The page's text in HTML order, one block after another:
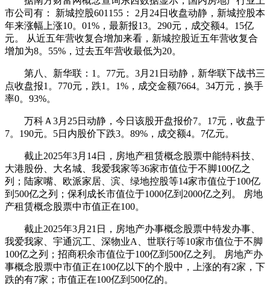
市公司有： 新城控股601155： 2月24日收盘动静，新城控股本
年来涨幅上涨10。01%，最新报13。290元，成交额4。15亿
元。 从近五年营收复合增加来看，新城控股近五年营收复合
增加为8。55%，过去五年营收最低为20。
第八、新华联：1。77元。3月21日动静，新华联下战书三
点收盘报1。770元，跌1。1%，成交金额7664。34万元，换手
率0。93%。
万科Ａ3月25日动静，今日该股开盘报价7。17元，收盘于
7。190元。5日内股价下跌3。89%，成交额4。7亿元。
截止2025年3月14日，房地产租赁概念股票中能特科技、
大港股份、大名城、我爱我家等36家市值位于不脚100亿之
列；陆家嘴、欧派家居、滨、绿地控股等14家市值位于100亿
到500亿之列；保利成长市值位于1000亿到2000亿之列。 房地
产租赁概念股票中市值正在100。
截止2025年3月21日，房地产办事概念股票中特发办事、
我爱我家、宇通沉工、深物业A、世联行等10家市值位于不脚
100亿之列；招商积余市值位于100亿到500亿之列。 房地产办
事概念股票中市值正在100亿以下的个股中，上涨的有2家，下
跌的有7家；市值正在100亿到500亿的。